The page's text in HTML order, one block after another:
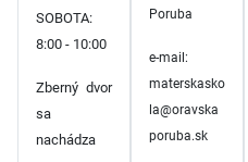
SOBOTA:
8:00 - 10:00
Zberný dvor
sa
nachádza
Poruba
e-mail:
materskasko
la@oravska
poruba.sk